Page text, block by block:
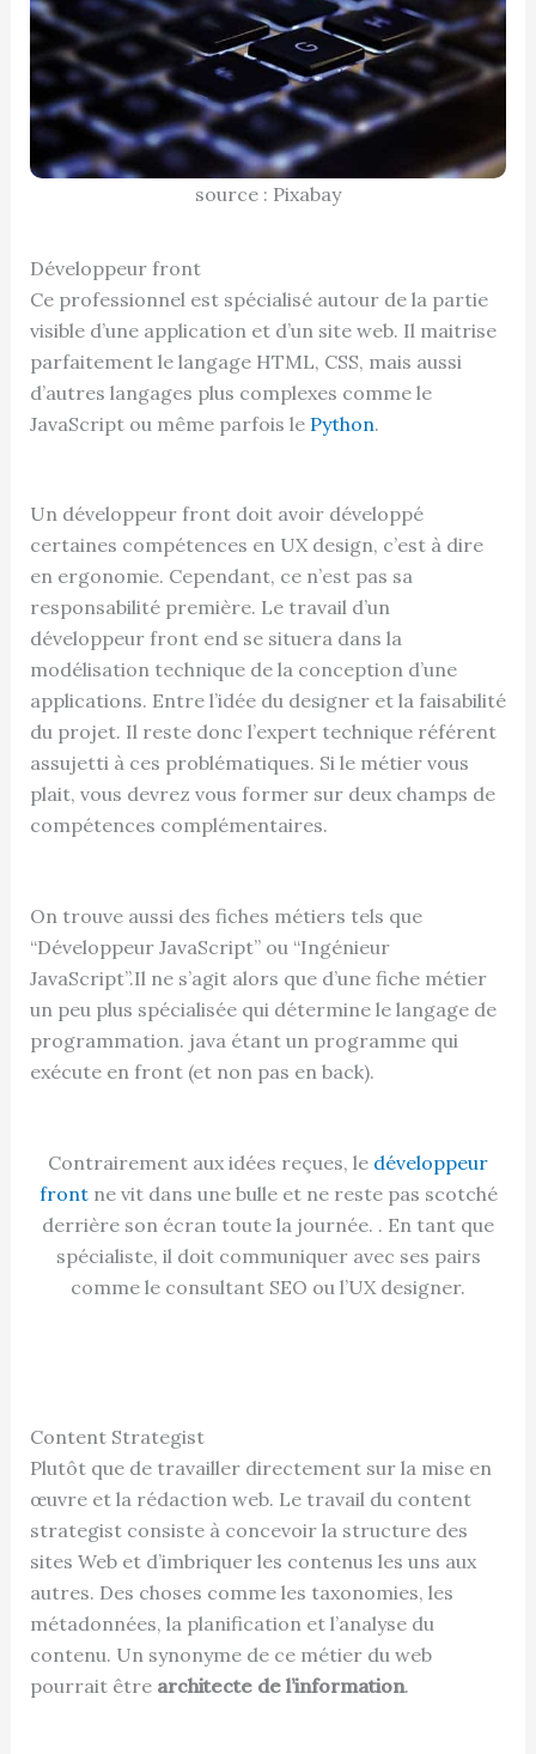
source : Pixabay
Développeur front
Ce professionnel est spécialisé autour de la partie
visible d’une application et d’un site web. Il maitrise
parfaitement le langage HTML, CSS, mais aussi
d’autres langages plus complexes comme le
JavaScript ou même parfois le Python.
Un développeur front doit avoir développé
certaines compétences en UX design, c’est à dire
en ergonomie. Cependant, ce n’est pas sa
responsabilité première. Le travail d’un
développeur front end se situera dans la
modélisation technique de la conception d’une
applications. Entre l’idée du designer et la faisabilité
du projet. Il reste donc l’expert technique référent
assujetti à ces problématiques. Si le métier vous
plait, vous devrez vous former sur deux champs de
compétences complémentaires.
On trouve aussi des fiches métiers tels que
“Développeur JavaScript” ou “Ingénieur
JavaScript”.Il ne s’agit alors que d’une fiche métier
un peu plus spécialisée qui détermine le langage de
programmation. java étant un programme qui
exécute en front (et non pas en back).
Contrairement aux idées reçues, le développeur
frontne vit dans une bulle et ne reste pas scotché
derrière son écran toute la journée. . En tant que
spécialiste, il doit communiquer avec ses pairs
comme le consultant SEO ou l’UX designer.
Content Strategist
Plutôt que de travailler directement sur la mise en
œuvre et la rédaction web. Le travail du content
strategist consiste à concevoir la structure des
sites Web et d’imbriquer les contenus les uns aux
autres. Des choses comme les taxonomies, les
métadonnées, la planification et l’analyse du
contenu. Un synonyme de ce métier du web
pourrait être architecte de l’information.